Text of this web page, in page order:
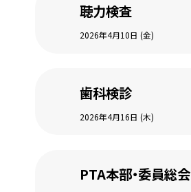
聴力検査
2026年4月10日 (金)
歯科検診
2026年4月16日 (木)
PTA本部・委員総会